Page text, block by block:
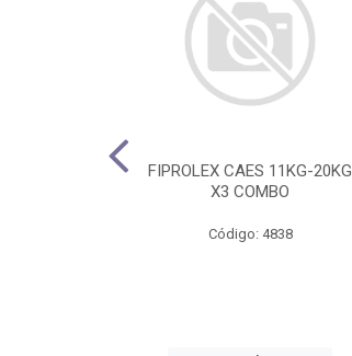
FIPROLEX CAES 11KG-20KG
X3 COMBO
Código: 4838